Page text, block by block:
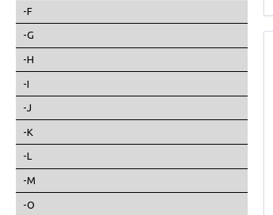
-F
-G
-H
-I
-J
-K
-L
-M
-O